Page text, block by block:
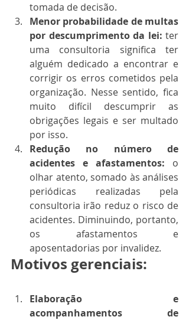
tomada de decisão.
Menor probabilidade de multas
por descumprimento da lei: ter
uma consultoria significa ter
alguém dedicado a encontrar e
corrigir os erros cometidos pela
organização. Nesse sentido, fica
muito difícil descumprir as
obrigações legais e ser multado
por isso.
Redução no número de
acidentes e afastamentos: o
olhar atento, somado às análises
periódicas realizadas pela
consultoria irão reduz o risco de
acidentes. Diminuindo, portanto,
os afastamentos e
aposentadorias por invalidez.
Motivos gerenciais:
Elaboração e
acompanhamentos de